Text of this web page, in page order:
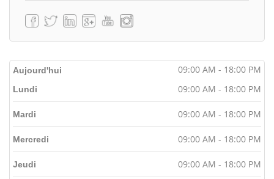
Aujourd'hui 09:00 AM - 18:00 PM
Lundi 09:00 AM - 18:00 PM
Mardi 09:00 AM - 18:00 PM
Mercredi 09:00 AM - 18:00 PM
Jeudi 09:00 AM - 18:00 PM